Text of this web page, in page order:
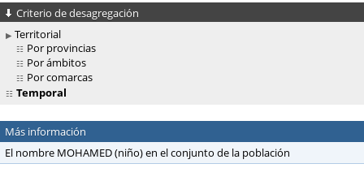
Criterio de desagregación
Territorial
Por provincias
Por ámbitos
Por comarcas
Temporal
Más información
El nombre MOHAMED (niño) en el conjunto de la población